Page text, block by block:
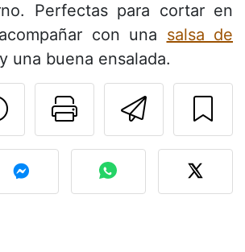
Perfectas para cortar en
con una salsa de
y una buena ensalada.
Imprimir
Preguntar al autor
la foto de esta